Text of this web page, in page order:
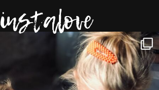
instalove